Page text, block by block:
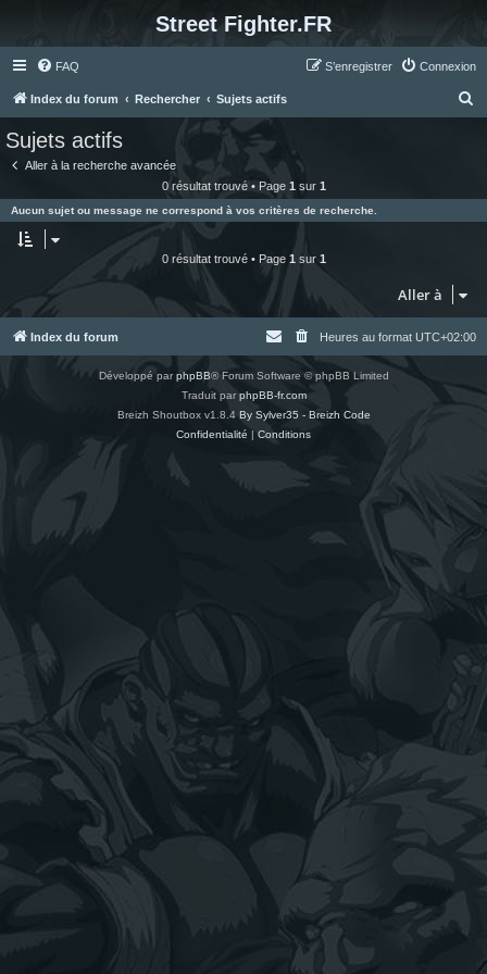
Street Fighter.FR
FAQ Connexion
S’enregistrer
Index du forum Rechercher Sujets actifs
e
r
Sujets actifs
Aller à la recherche avancée
0 résultat trouvé • Page 1 sur 1
Aucun sujet ou message ne correspond à vos critères de recherche.
0 résultat trouvé • Page 1 sur 1
Aller à
Index du forum Heures au format UTC+02:00
Développé parphpBB® Forum Software © phpBB Limited
Traduit parphpBB-fr.com
Breizh Shoutbox v1.8.4 By Sylver35 - Breizh Code
Confidentialité | Conditions